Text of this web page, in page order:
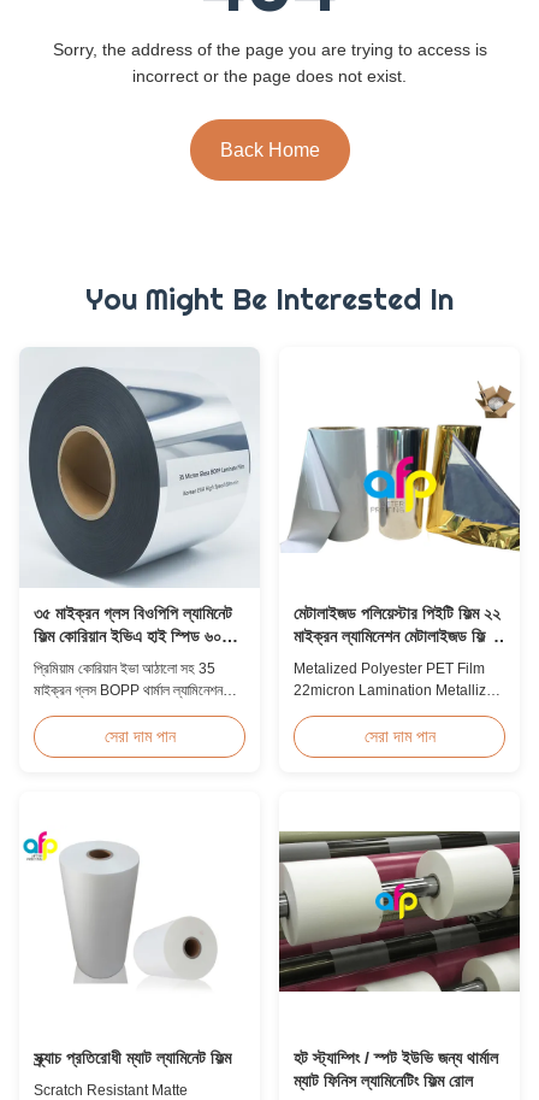
Sorry, the address of the page you are trying to access is
incorrect or the page does not exist.
Back Home
You Might Be Interested In
৩৫ মাইক্রন গ্লস বিওপিপি ল্যামিনেট
ফিল্ম কোরিয়ান ইভিএ হাই স্পিড ৬০মি/
মিনিট
প্রিমিয়াম কোরিয়ান ইভা আঠালো সহ 35
মাইক্রন গ্লস BOPP থার্মাল ল্যামিনেশন
লেমিনেটিং গতি, 92% অপটিক্যাল স্বচ্ছতা,
উচ্চ-ভলিউম বইয়ের কভার এবং প্রকাশনার
সেরা দাম পান
মেটালাইজড পলিয়েস্টার পিইটি ফিল্ম ২২
মাইক্রন ল্যামিনেশন মেটালাইজড ফিল্ম
রোল
Metalized Polyester PET Film
22micron Lamination Metallized
Screen/Offset/Gravure/Intaglio
Printing Supported Metalized
film is suitable for various
printing types including offset
printing, screen ...
সেরা দাম পান
স্ক্র্যাচ প্রতিরোধী ম্যাট ল্যামিনেট ফিল্ম
Scratch Resistant Matte
হট স্ট্যাম্পিং / স্পট ইউভি জন্য থার্মাল
ম্যাট ফিনিস ল্যামিনেটিং ফিল্ম রোল